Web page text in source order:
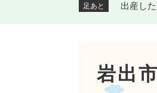
足あと 出産し
岩出